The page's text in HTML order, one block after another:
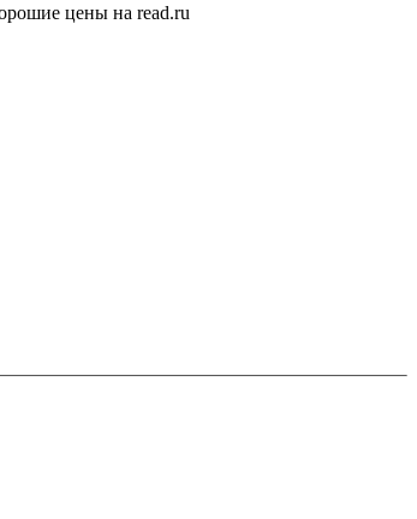
цены на read.ru